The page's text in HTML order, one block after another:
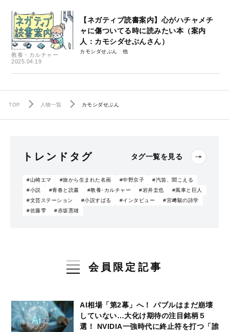
教養・カルチャー
2025.04.19
【ネガティブ読書案内】心がハチャメチ
ャに傷ついてる時に読みたい本（案内
人：カモシダせぶんさん）
カモシダせぶん
TOP 人物一覧 カモシダせぶん
トレンドタグ タグ一覧を見る
#山崎エマ #旅から生まれた名画 #中野京子
#汽笛、聞こえる
#小説
#青春と読書 #教養･カルチャー #岩井圭也
#風車と巨人
#文芸ステーション
#小説すばる #インタビュー
#宮﨑駿の詩学
#佐藤雫
#赤坂憲雄
会員限定記事
AI相場「第2幕」へ！ バブルはまだ崩壊
していない…大化け期待の注目銘柄５
選！ NVIDIA一強時代に終止符を打つ「誰